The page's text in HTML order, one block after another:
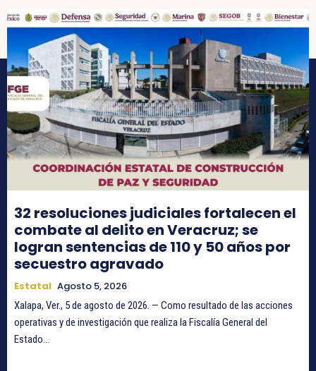
32 resoluciones judiciales fortalecen el
combate al delito en Veracruz; se
logran sentencias de 110 y 50 años por
secuestro agravado
Estatal Agosto 5, 2026
Xalapa, Ver., 5 de agosto de 2026. — Como resultado de las acciones
operativas y de investigación que realiza la Fiscalía General del
Estado...